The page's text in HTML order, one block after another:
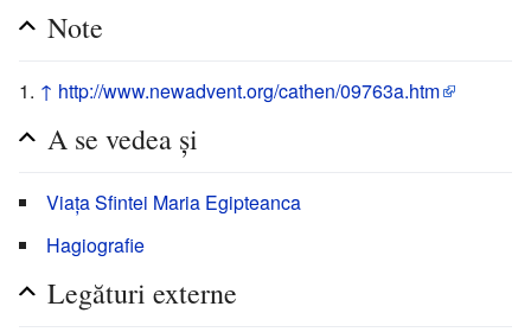
Note
↑ http://www.newadvent.org/cathen/09763a.htm
A se vedea și
Viața Sfintei Maria Egipteanca
Hagiografie
Legături externe